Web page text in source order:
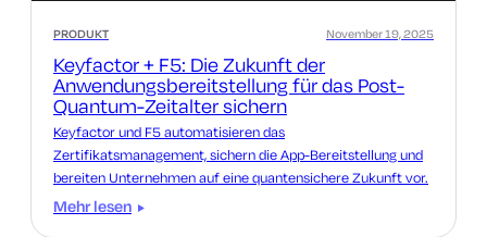
PRODUKT
Keyfactor + F5: Die Zukunft der
Anwendungsbereitstellung für das Post-
Quantum-Zeitalter sichern
November 19, 2025
Keyfactor und F5 automatisieren das
Zertifikatsmanagement, sichern die App-Bereitstellung und
bereiten Unternehmen auf eine quantensichere Zukunft vor.
Mehr lesen